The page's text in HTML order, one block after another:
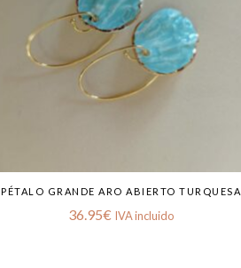
PÉTALO GRANDE ARO ABIERTO TURQUESA
36.95€ IVA incluido